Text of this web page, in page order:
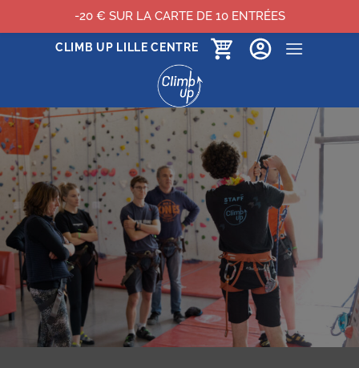
CLIMB UP LILLE CENTRE
-20 € SUR LA CARTE DE 10 ENTRÉES